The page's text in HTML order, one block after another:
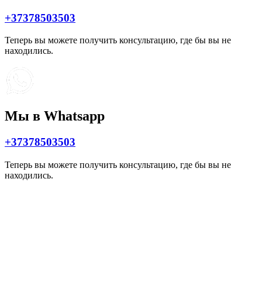
+37378503503
Теперь вы можете получить консультацию, где бы вы не
находились.
Мы в Whatsapp
+37378503503
Теперь вы можете получить консультацию, где бы вы не
находились.